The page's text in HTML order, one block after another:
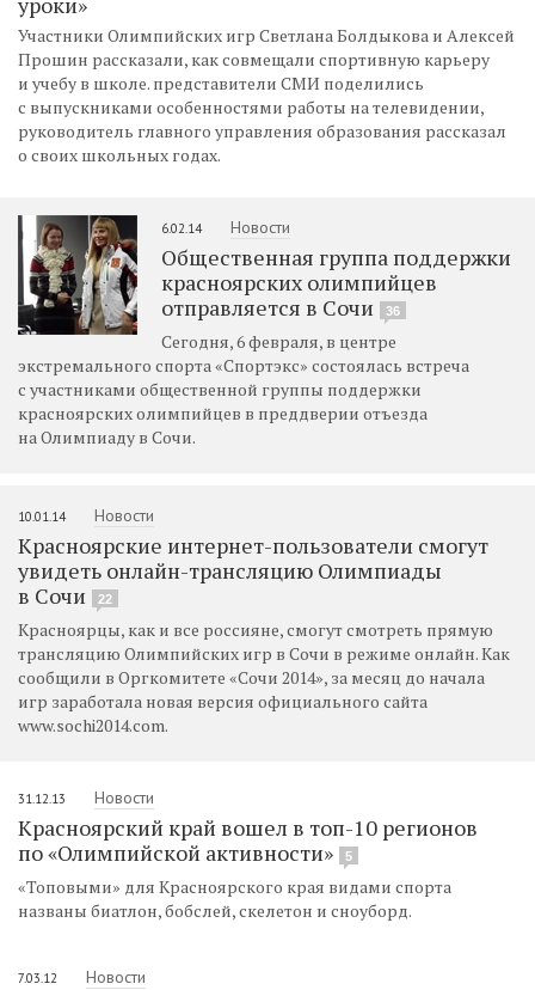
Участники Олимпийских игр Светлана Болдыкова и Алексей
Прошин рассказали, как совмещали спортивную карьеру
и учебу в школе. представители СМИ поделились
с выпускниками особенностями работы на телевидении,
руководитель главного управления образования рассказал
о своих школьных годах.
6.02.14 Новости
Общественная группа поддержки
красноярских олимпийцев
отправляется в Сочи
36
Сегодня, 6 февраля, в центре
экстремального спорта «Спортэкс» состоялась встреча
с участниками общественной группы поддержки
красноярских олимпийцев в преддверии отъезда
на Олимпиаду в Сочи.
10.01.14 Новости
Красноярские интернет-пользователи смогут
увидеть онлайн-трансляцию Олимпиады
в Сочи
22
Красноярцы, как и все россияне, смогут смотреть прямую
трансляцию Олимпийских игр в Сочи в режиме онлайн. Как
сообщили в Оргкомитете «Сочи 2014», за месяц до начала
игр заработала новая версия официального сайта
www.sochi2014.com.
31.12.13 Новости
Красноярский край вошел в топ-10 регионов
по «Олимпийской активности»
5
«Топовыми» для Красноярского края видами спорта
названы биатлон, бобслей, скелетон и сноуборд.
7.03.12 Новости